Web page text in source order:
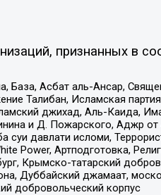
признанных в
Асбат аль-Ансар,
Талибан, Исламская партия
джихад, Аль-Каида,
и Д. Пожарского, Аджр от
давлати исломи,
Power, Артподготовка,
Крымско-татарский
Дуббайский джамаат,
добровольческий корпус